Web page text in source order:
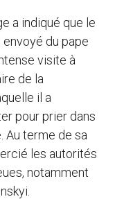
a indiqué que le
du pape
visite à
de la
il a
pour prier dans
Au terme de sa
les autorités
notamment